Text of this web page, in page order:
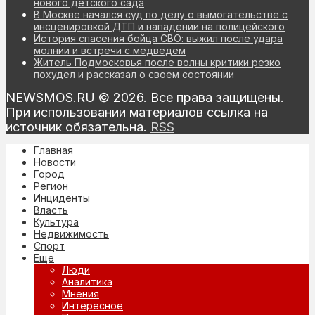
нового детского сада
В Москве начался суд по делу о вымогательстве с
инсценировкой ДТП и нападении на полицейского
История спасения бойца СВО: выжил после удара
молнии и встречи с медведем
Житель Подмосковья после волны критики резко
похудел и рассказал о своем состоянии
NEWSMOS.RU © 2026. Все права защищены.
При использовании материалов ссылка на
источник обязательна. RSS
Главная
Новости
Город
Регион
Инциденты
Власть
Культура
Недвижимость
Спорт
Еще
Люди
Аналитика
Мнения
Интересное